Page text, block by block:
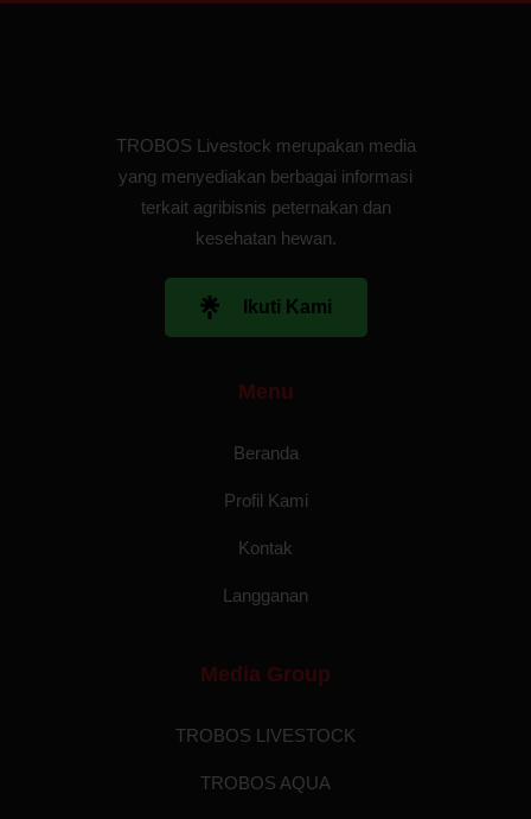
TROBOS Livestock merupakan media
yang menyediakan berbagai informasi
terkait agribisnis peternakan dan
kesehatan hewan.
Ikuti Kami
Menu
Beranda
Profil Kami
Kontak
Langganan
Media Group
TROBOS LIVESTOCK
TROBOS AQUA